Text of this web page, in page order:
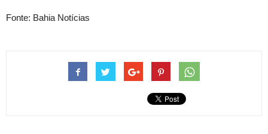
Fonte: Bahia Notícias